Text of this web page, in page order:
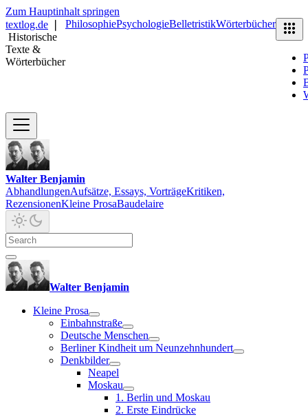
Zum Hauptinhalt springen
textlog.de
Historische
Texte &
Wörterbücher
PhilosophiePsychologieBelletristikWörterbücher
Walter Benjamin
AbhandlungenAufsätze, Essays, VorträgeKritiken,
RezensionenKleine ProsaBaudelaire
Walter Benjamin
Kleine Prosa
Einbahnstraße
Deutsche Menschen
Berliner Kindheit um Neunzehnhundert
Denkbilder
Neapel
Moskau
1. Berlin und Moskau
2. Erste Eindrücke